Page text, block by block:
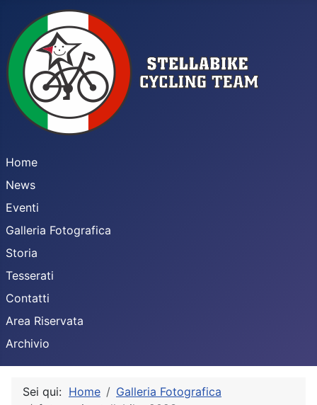
Home
News
Eventi
Galleria Fotografica
Storia
Tesserati
Contatti
Area Riservata
Archivio
Sei qui: Home
Galleria Fotografica